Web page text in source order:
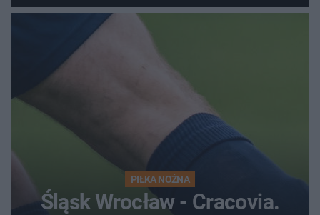
satysfakcję
PIŁKA NOŻNA
Śląsk Wrocław - Cracovia.